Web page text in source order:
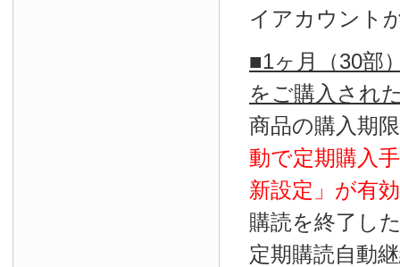
イアカウント
■1ヶ月（30部
をご購入され
商品の購入期
動で定期購入
新設定」が有効
購読を終了し
定期購読自動